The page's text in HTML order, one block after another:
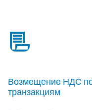
Возмещение НДС
транзакциям